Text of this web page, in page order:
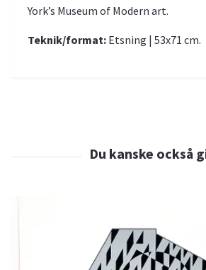
York’s Museum of Modern art.
Teknik/format: Etsning | 53x71 cm.